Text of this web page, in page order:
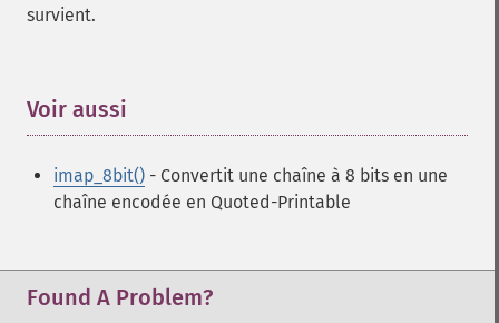
survient.
Voir aussi
imap_8bit() - Convertit une chaîne à 8 bits en une
chaîne encodée en Quoted-Printable
Found A Problem?